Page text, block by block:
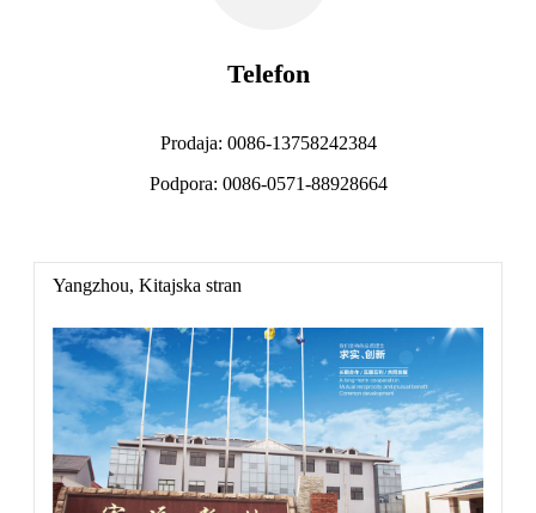
Telefon
Prodaja: 0086-13758242384
Podpora: 0086-0571-88928664
Yangzhou, Kitajska stran